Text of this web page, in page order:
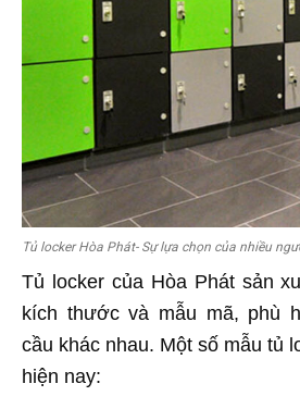
Tủ locker Hòa Phát- Sự lựa chọn của nhiều
Tủ locker của Hòa Phát sản
kích thước và mẫu mã, phù
cầu khác nhau. Một số mẫu tủ
hiện nay: